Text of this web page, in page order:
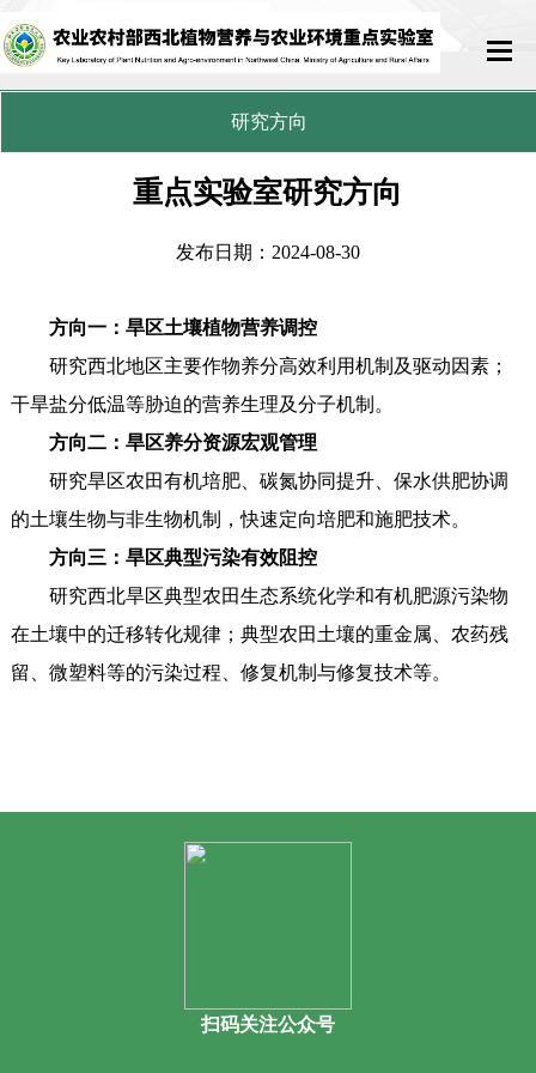
开放交流
运行管理
联系我们
研究方向
重点实验室研究方向
发布日期：2024-08-30
方向一：旱区土壤植物营养调控
研究西北地区主要作物养分高效利用机制及驱动因素；
干旱盐分低温等胁迫的营养生理及分子机制。
方向二：旱区养分资源宏观管理
研究旱区农田有机培肥、碳氮协同提升、保水供肥协调
的土壤生物与非生物机制，快速定向培肥和施肥技术。
方向三：旱区典型污染有效阻控
研究西北旱区典型农田生态系统化学和有机肥源污染物
在土壤中的迁移转化规律；典型农田土壤的重金属、农药残
留、微塑料等的污染过程、修复机制与修复技术等。
扫码关注公众号